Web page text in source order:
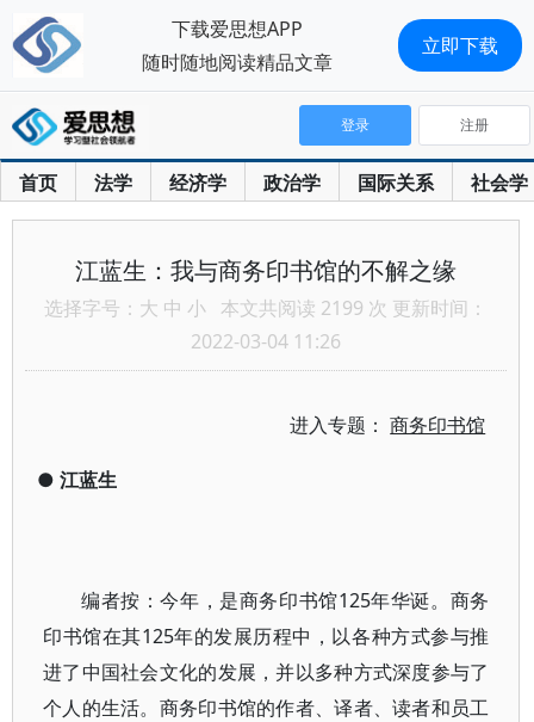
首页 法学 经济学 政治学 国际关系 社会学
登录 注册
江蓝生：我与商务印书馆的不解之缘
选择字号： 大 中 小 本文共阅读 2199 次 更新时间：
2022-03-04 11:26
进入专题：商务印书馆
● 江蓝生
编者按：今年，是商务印书馆125年华诞。商务
印书馆在其125年的发展历程中，以各种方式参与推
进了中国社会文化的发展，并以多种方式深度参与了
个人的生活。商务印书馆的作者、译者、读者和员工
下载爱思想APP
随时随地阅读精品文章
立即下载